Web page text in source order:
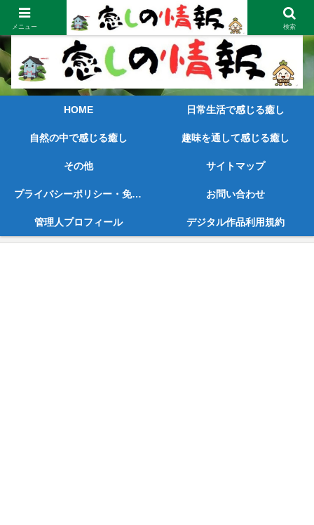
笑顔が見えてくるような内容と早めの情報をご提供
HOME 日常生活で感じる癒し
自然の中で感じる癒し 趣味を通して感じる癒し
その他 サイトマップ
プライバシーポリシー・免責事項 お問い合わせ
管理人プロフィール デジタル作品利用規約
メニュー 検索